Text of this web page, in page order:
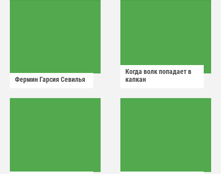
Фермин Гарсия Севилья
Когда волк попадает в
капкан